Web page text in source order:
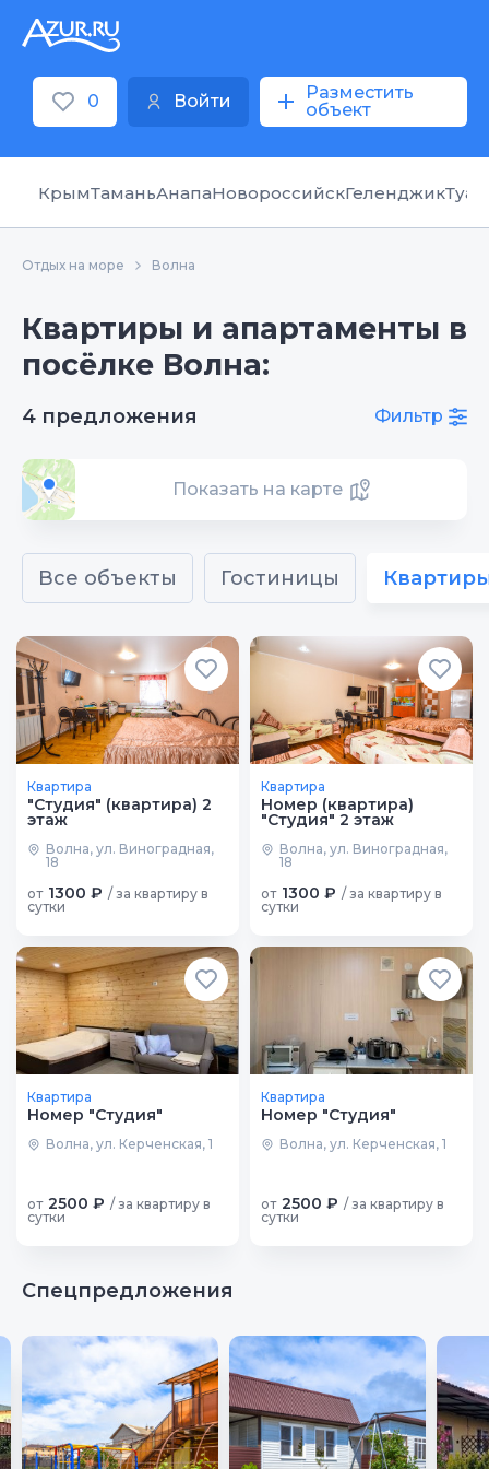
0 Войти
Разместить
объект
КрымТаманьАнапаНовороссийскГеленджик
Отдых на море Волна
Квартиры и апартаменты в
посёлке Волна:
4 предложения Фильтр
Показать на карте
Все объекты Гостиницы
Квартира
"Cтудия" (квартира) 2
этаж
Волна, ул. Виноградная,
18
от 1300 ₽ / за квартиру в
сутки
Квартира
Номер (квартира)
"Cтудия" 2 этаж
Волна, ул. Виноградная,
18
от 1300 ₽ / за квартиру в
сутки
Квартира
Номер "Студия"
Волна, ул. Керченская, 1
от 2500 ₽ / за квартиру в
сутки
Квартира
Номер "Студия"
Волна, ул. Керченская, 1
от 2500 ₽ / за квартиру в
сутки
Спецпредложения